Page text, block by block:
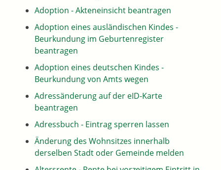
Adoption - Akteneinsicht beantragen
Adoption eines ausländischen Kindes -
Beurkundung im Geburtenregister
beantragen
Adoption eines deutschen Kindes -
Beurkundung von Amts wegen
Adressänderung auf der eID-Karte
beantragen
Adressbuch - Eintrag sperren lassen
Änderung des Wohnsitzes innerhalb
derselben Stadt oder Gemeinde melden